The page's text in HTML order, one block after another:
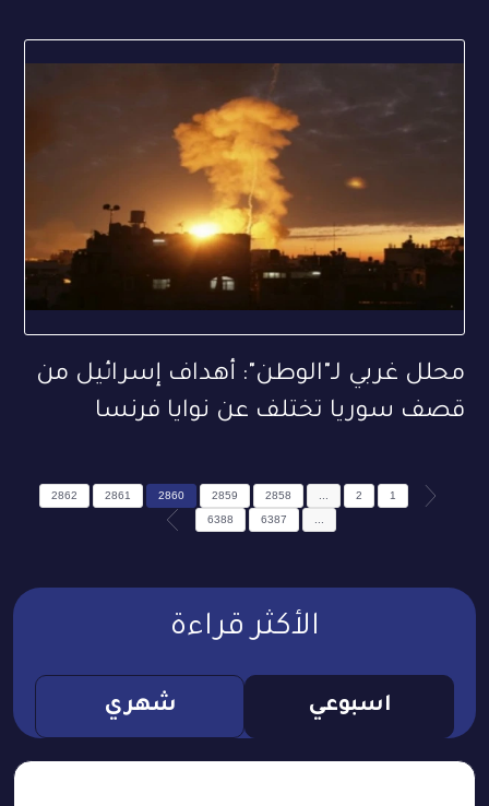
محلل غربي لـ"الوطن": أهداف إسرائيل من
قصف سوريا تختلف عن نوايا فرنسا
1
2
2858
2859
2860
2861
2862
6387
6388
الأكثر قراءة
اسبوعي شهري